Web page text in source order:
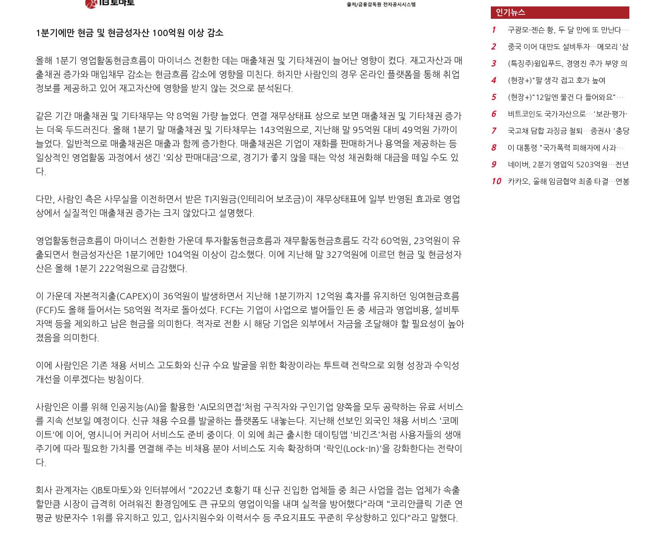
1분기에만 현금 및 현금성자산 100억원 이상 감소
올해 1분기 영업활동현금흐름이 마이너스 전환한 데는 매출채권 및 기타채권이 늘어난 영향이 컸다. 재고자산과 매
출채권 증가와 매입채무 감소는 현금흐름 감소에 영향을 미친다. 하지만 사람인의 경우 온라인 플랫폼을 통해 취업
정보를 제공하고 있어 재고자산에 영향을 받지 않는 것으로 분석된다.
같은 기간 매출채권 및 기타채무는 약 8억원 가량 늘었다. 연결 재무상태표 상으로 보면 매출채권 및 기타채권 증가
는 더욱 두드러진다. 올해 1분기 말 매출채권 및 기타채무는 143억원으로, 지난해 말 95억원 대비 49억원 가까이
늘었다. 일반적으로 매출채권은 매출과 함께 증가한다. 매출채권은 기업이 재화를 판매하거나 용역을 제공하는 등
일상적인 영업활동 과정에서 생긴 '외상 판매대금'으로, 경기가 좋지 않을 때는 악성 채권화해 대금을 떼일 수도 있
다.
다만, 사람인 측은 사무실을 이전하면서 받은 TI지원금(인테리어 보조금)이 재무상태표에 일부 반영된 효과로 영업
상에서 실질적인 매출채권 증가는 크지 않았다고 설명했다.
영업활동현금흐름이 마이너스 전환한 가운데 투자활동현금흐름과 재무활동현금흐름도 각각 60억원, 23억원이 유
출되면서 현금성자산은 1분기에만 104억원 이상이 감소했다. 이에 지난해 말 327억원에 이르던 현금 및 현금성자
산은 올해 1분기 222억원으로 급감했다.
이 가운데 자본적지출(CAPEX)이 36억원이 발생하면서 지난해 1분기까지 12억원 흑자를 유지하던 잉여현금흐름
(FCF)도 올해 들어서는 58억원 적자로 돌아섰다. FCF는 기업이 사업으로 벌어들인 돈 중 세금과 영업비용, 설비투
자액 등을 제외하고 남은 현금을 의미한다. 적자로 전환 시 해당 기업은 외부에서 자금을 조달해야 할 필요성이 높아
졌음을 의미한다.
이에 사람인은 기존 채용 서비스 고도화와 신규 수요 발굴을 위한 확장이라는 투트랙 전략으로 외형 성장과 수익성
개선을 이루겠다는 방침이다.
사람인은 이를 위해 인공지능(AI)을 활용한 'AI모의면접'처럼 구직자와 구인기업 양쪽을 모두 공략하는 유료 서비스
를 지속 선보일 예정이다. 신규 채용 수요를 발굴하는 플랫폼도 내놓는다. 지난해 선보인 외국인 채용 서비스 '코메
이트'에 이어, 영시니어 커리어 서비스도 준비 중이다. 이 외에 최근 출시한 데이팅앱 '비긴즈'처럼 사용자들의 생애
주기에 따라 필요한 가치를 연결해 주는 비채용 분야 서비스도 지속 확장하며 '락인(Lock-In)'을 강화한다는 전략이
다.
회사 관계자는 <IB토마토>와 인터뷰에서 "2022년 호황기 때 신규 진입한 업체들 중 최근 사업을 접는 업체가 속출
할만큼 시장이 급격히 어려워진 환경임에도 큰 규모의 영업이익을 내며 실적을 방어했다"라며 "코리안클릭 기준 연
평균 방문자수 1위를 유지하고 있고, 입사지원수와 이력서수 등 주요지표도 꾸준히 우상향하고 있다"라고 말했다.
인기뉴스
1
구광모-젠슨 황, 두 달 만에 또 만난다…
로봇·AI 등 논...
2
중국 이어 대만도 설비투자…메모리 ‘삼
국전쟁’
3
(특징주)윙입푸드, 경영진 주가 부양 의
지에 상한가...
4
(현장+)"팔 생각 접고 호가 높여
요"…'덜 똘똘한 한 채' 20...
5
(현장+)"12일엔 물건 다 들어와요"…
빈 매대 채우며 문 연 ...
6
비트코인도 국가자산으로…'보관·평가·
처분' 기준은 ...
7
국고채 담합 과징금 철퇴…증권사 '충당
금 폭탄' 우려...
8
이 대통령 "국가폭력 피해자에 사과…
적극적 조사로 진...
9
네이버, 2분기 영업익 5203억원…전년
비 0.2% 감소...
10
카카오, 올해 임금협약 최종 타결…연봉